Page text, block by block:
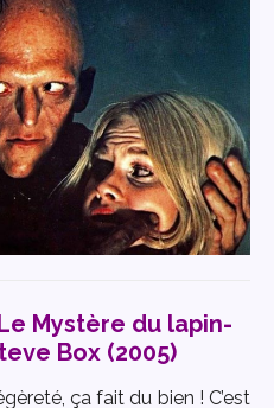
Mystère du lapin-
Box (2005)
ça fait du bien ! C’est